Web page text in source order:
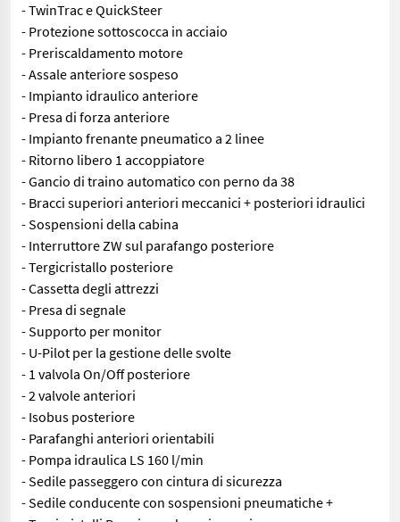
- TwinTrac e QuickSteer
- Protezione sottoscocca in acciaio
- Preriscaldamento motore
- Assale anteriore sospeso
- Impianto idraulico anteriore
- Presa di forza anteriore
- Impianto frenante pneumatico a 2 linee
- Ritorno libero 1 accoppiatore
- Gancio di traino automatico con perno da 38
- Bracci superiori anteriori meccanici + posteriori idraulici
- Sospensioni della cabina
- Interruttore ZW sul parafango posteriore
- Tergicristallo posteriore
- Cassetta degli attrezzi
- Presa di segnale
- Supporto per monitor
- U-Pilot per la gestione delle svolte
- 1 valvola On/Off posteriore
- 2 valvole anteriori
- Isobus posteriore
- Parafanghi anteriori orientabili
- Pompa idraulica LS 160 l/min
- Sedile passeggero con cintura di sicurezza
- Sedile conducente con sospensioni pneumatiche +